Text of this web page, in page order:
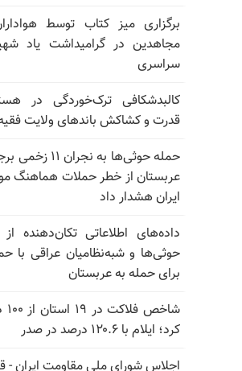
برگزاری میز کتاب توسط
مجاهدین در گرامیداشت یاد
سراسری
کالبدشکافی ترک‌خوردگی در
قدرت و کشاکش باندهای ولایت
حمله حوثی‌ها به
عربستان از خطر حملات هماهنگ
ایران هشدار داد
داده‌های اطلاعاتی تکان‌دهنده
حوثی‌ها و شبه‌نظامیان عراقی با
برای حمله به عربستان
کرد؛ ایلام با ۱۲۰.۶ درصد در صدر
اجلاس شورای ملی مقاومت ایران